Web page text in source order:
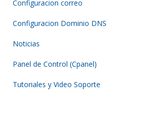
Configuracion correo
Configuracion Dominio DNS
Noticias
Panel de Control (Cpanel)
Tutoriales y Video Soporte